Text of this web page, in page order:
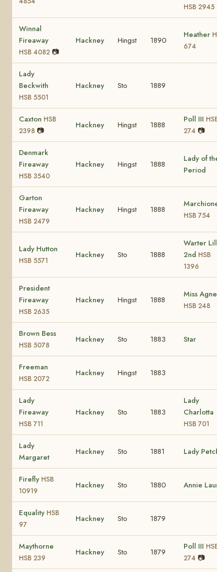
HSB 2945
Winnal
Fireaway
HSB 4082 📷
Hackney Hingst 1890
Heather
674
Lady
Beckwith
HSB 5501
Hackney Sto 1889
Caxton HSB
2398 📷
Hackney Hingst 1888
Poll III
274 📷
Denmark
Fireaway
HSB 3540
Hackney Hingst 1888
Lady of
Period
Garton
Fireaway
HSB 2479
Hackney Hingst 1888
HSB 754
Lady Hutton
HSB 5571
Hackney Sto 1888
Warter
2nd HSB
1396
President
Fireaway
HSB 2635
Hackney Hingst 1888
Miss
HSB 248
Brown Bess
HSB 5078
Hackney Sto 1883 Star
Freeman
HSB 2072
Hackney Hingst 1883
Lady
Fireaway
HSB 711
Hackney Sto 1883
Lady
Charlotta
HSB 701
Lady
Margaret
Hackney Sto 1881 Lady
Firefly HSB
10919
Hackney Sto 1880 Annie
Equality HSB
97
Hackney Sto 1879
Maythorne
HSB 239
Hackney Sto 1879
Poll III
274 📷